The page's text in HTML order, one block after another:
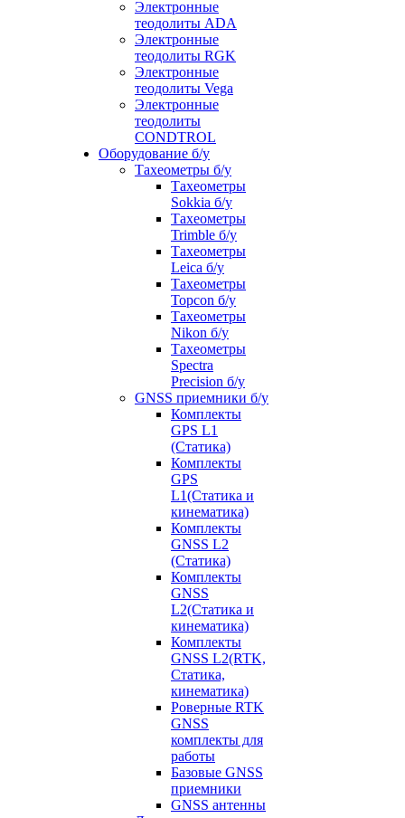
Электронные
теодолиты ADA
Электронные
теодолиты RGK
Электронные
теодолиты Vega
Электронные
теодолиты
CONDTROL
Оборудование б/у
Тахеометры б/у
Тахеометры
Sokkia б/у
Тахеометры
Trimble б/у
Тахеометры
Leica б/у
Тахеометры
Topcon б/у
Тахеометры
Nikon б/у
Тахеометры
Spectra
Precision б/у
GNSS приемники б/у
Комплекты
GPS L1
(Статика)
Комплекты
GPS
L1(Статика и
кинематика)
Комплекты
GNSS L2
(Статика)
Комплекты
GNSS
L2(Статика и
кинематика)
Комплекты
GNSS L2(RTK,
Статика,
кинематика)
Роверные RTK
GNSS
комплекты для
работы
Базовые GNSS
приемники
GNSS антенны